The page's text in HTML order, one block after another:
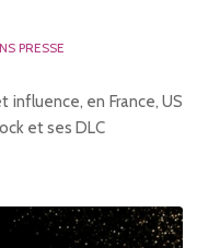
PRESSE
en France, US
et ses DLC